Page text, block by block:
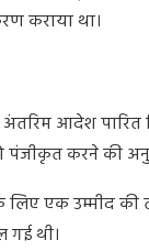
कराया था।
अंतरिम आदेश
करने की
लिए एक उम्मीद
गई थी।